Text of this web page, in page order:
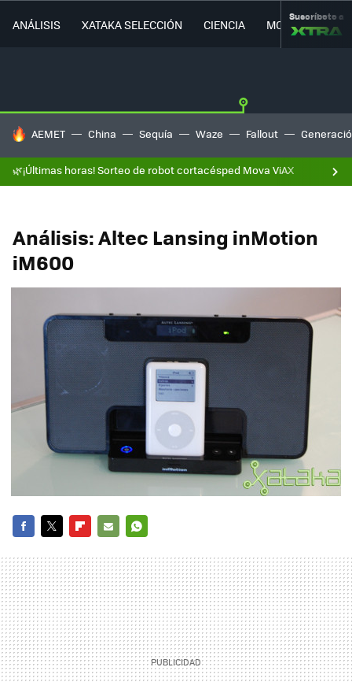
ANÁLISIS XATAKA SELECCIÓN CIENCIA MOVILIDAD
Suscríbete a
HOY SE HABLA DE
AEMET China Sequía Waze Fallout
🌿¡Últimas horas! Sorteo de robot cortacésped Mova ViAX
Análisis: Altec Lansing inMotion
iM600
MAIL